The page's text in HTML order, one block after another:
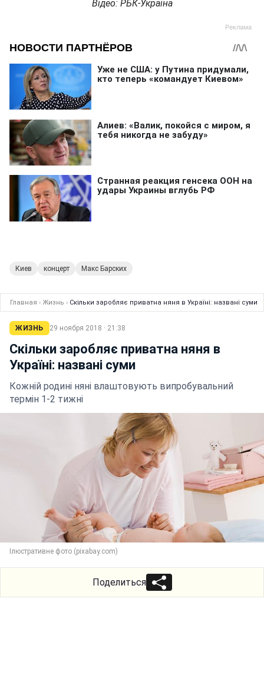
Відео: РБК-Україна
Киев концерт Макс Барских
Главная › Жизнь › Скільки заробляє приватна няня в Україні: названі суми
ЖИЗНЬ 29 ноября 2018 · 21:38
Скільки заробляє приватна няня в
Україні: названі суми
Кожній родині няні влаштовують випробувальний
термін 1-2 тижні
Ілюстративне фото (pixabay.com)
Поделиться